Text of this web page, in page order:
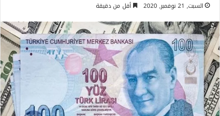
السبت, 21 نوفمبر, 2020 أقل من دقيقة